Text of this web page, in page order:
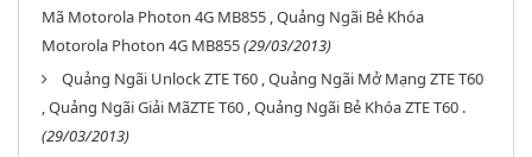
Mã Motorola Photon 4G MB855 , Quảng Ngãi Bẻ Khóa
Motorola Photon 4G MB855(29/03/2013)
Quảng Ngãi Unlock ZTE T60 , Quảng Ngãi Mở Mạng ZTE T60
, Quảng Ngãi Giải MãZTE T60 , Quảng Ngãi Bẻ Khóa ZTE T60 .
(29/03/2013)